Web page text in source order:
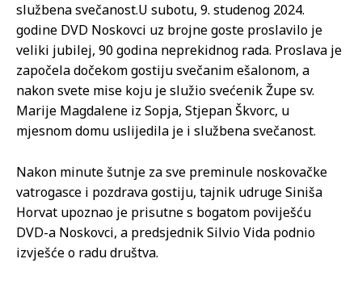
službena svečanost.U subotu, 9. studenog 2024.
godine DVD Noskovci uz brojne goste proslavilo je
veliki jubilej, 90 godina neprekidnog rada. Proslava je
započela dočekom gostiju svečanim ešalonom, a
nakon svete mise koju je služio svećenik Župe sv.
Marije Magdalene iz Sopja, Stjepan Škvorc, u
mjesnom domu uslijedila je i službena svečanost.
Nakon minute šutnje za sve preminule noskovačke
vatrogasce i pozdrava gostiju, tajnik udruge Siniša
Horvat upoznao je prisutne s bogatom poviješću
DVD-a Noskovci, a predsjednik Silvio Vida podnio
izvješće o radu društva.